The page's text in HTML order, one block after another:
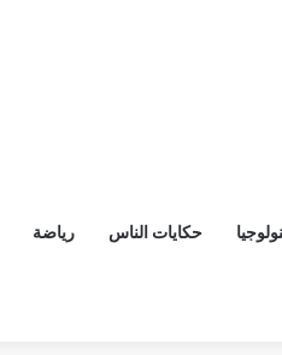
حكايات الناس رياضة